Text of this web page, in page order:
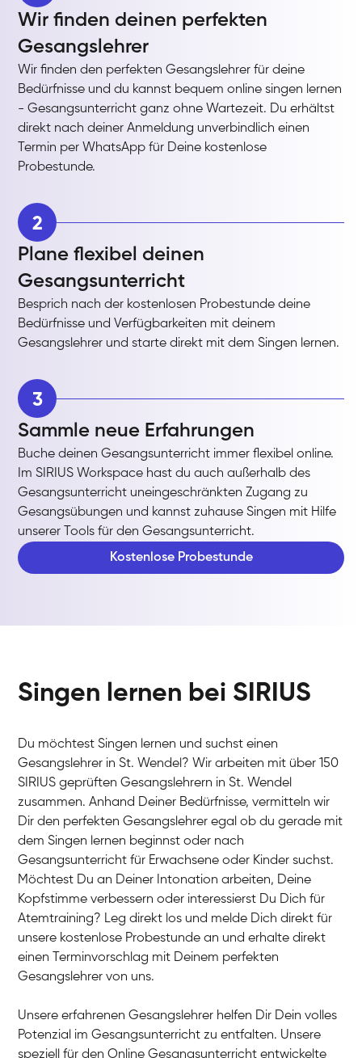
Wir finden deinen perfekten
Gesangslehrer
Wir finden den perfekten Gesangslehrer für deine
Bedürfnisse und du kannst bequem online singen lernen
- Gesangsunterricht ganz ohne Wartezeit. Du erhältst
direkt nach deiner Anmeldung unverbindlich einen
Termin per WhatsApp für Deine kostenlose
Probestunde.
2
Plane flexibel deinen
Gesangsunterricht
Besprich nach der kostenlosen Probestunde deine
Bedürfnisse und Verfügbarkeiten mit deinem
Gesangslehrer und starte direkt mit dem Singen lernen.
3
Sammle neue Erfahrungen
Buche deinen Gesangsunterricht immer flexibel online.
Im SIRIUS Workspace hast du auch außerhalb des
Gesangsunterricht uneingeschränkten Zugang zu
Gesangsübungen und kannst zuhause Singen mit Hilfe
unserer Tools für den Gesangsunterricht.
Kostenlose Probestunde
Singen lernen bei SIRIUS
Du möchtest Singen lernen und suchst einen
Gesangslehrer in St. Wendel? Wir arbeiten mit über 150
SIRIUS geprüften Gesangslehrern in St. Wendel
zusammen. Anhand Deiner Bedürfnisse, vermitteln wir
Dir den perfekten Gesangslehrer egal ob du gerade mit
dem Singen lernen beginnst oder nach
Gesangsunterricht für Erwachsene oder Kinder suchst.
Möchtest Du an Deiner Intonation arbeiten, Deine
Kopfstimme verbessern oder interessierst Du Dich für
Atemtraining? Leg direkt los und melde Dich direkt für
unsere kostenlose Probestunde an und erhalte direkt
einen Terminvorschlag mit Deinem perfekten
Gesangslehrer von uns.
Unsere erfahrenen Gesangslehrer helfen Dir Dein volles
Potenzial im Gesangsunterricht zu entfalten. Unsere
speziell für den Online Gesangsunterricht entwickelte